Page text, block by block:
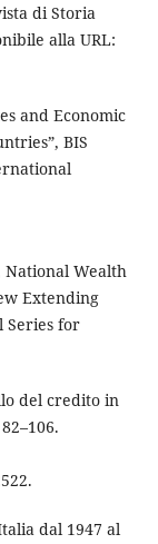
di Storia
alla URL:
and Economic
BIS
National Wealth
Extending
Series for
del credito in
dal 1947 al